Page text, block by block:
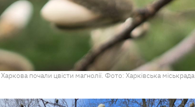
почали цвісти магнолії. Фото: Харківська міськрада